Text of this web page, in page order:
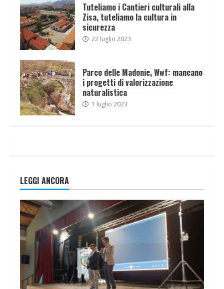
Tuteliamo i Cantieri culturali alla
Zisa, tuteliamo la cultura in
sicurezza
22 luglio 2023
Parco delle Madonie, Wwf: mancano
i progetti di valorizzazione
naturalistica
1 luglio 2023
LEGGI ANCORA